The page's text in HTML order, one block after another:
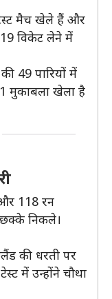
मैच खेले हैं और
विकेट लेने में
49 पारियों में
1 मुकाबला खेला है
118 रन
निकले।
की धरती पर
में उन्होंने चौथा